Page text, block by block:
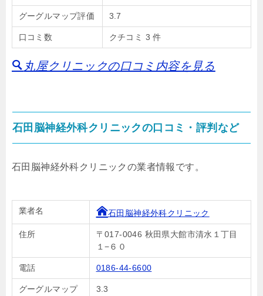
グーグルマップ評価 3.7
口コミ数 クチコミ 3 件
丸屋クリニックの口コミ内容を見る
石田脳神経外科クリニックの口コミ・評判など
石田脳神経外科クリニックの業者情報です。
業者名 石田脳神経外科クリニック
住所
〒017-0046 秋田県大館市清水１丁目
１−６０
電話 0186-44-6600
グーグルマップ
3.3